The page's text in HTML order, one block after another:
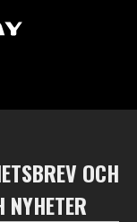
OCH
NYHETER